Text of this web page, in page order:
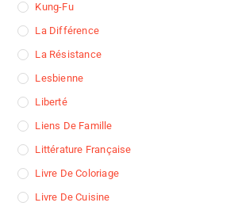
Kung-Fu
La Différence
La Résistance
Lesbienne
Liberté
Liens De Famille
Littérature Française
Livre De Coloriage
Livre De Cuisine